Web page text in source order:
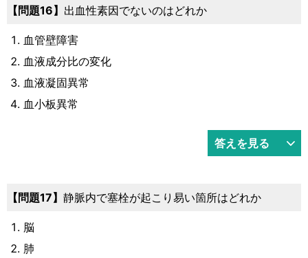
16 出血性素因でないのはどれか
血管壁障害
血液成分比の変化
血液凝固異常
血小板異常
答えを見る
17 静脈内で塞栓が起こり易い箇所はどれか
脳
肺